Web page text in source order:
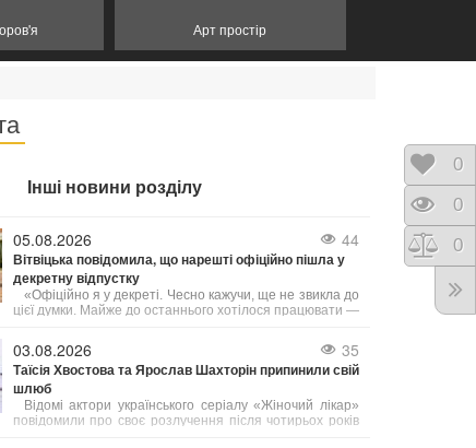
Арт простір
Інші новини розділу
05.08.2026 44
Вітвіцька повідомила, що нарешті офіційно пішла у
декретну відпустку
«Офіційно я у декреті. Чесно кажучи, ще не звикла до
цієї думки. Майже до останнього хотілося працювати —
готуватися до випусків новин і займатися тим, що
люблю вже багато років», — поділилася Соломія.
03.08.2026 35
Таїсія Хвостова та Ярослав Шахторін припинили свій
шлюб
Відомі актори українського серіалу «Жіночий лікар»
повідомили про своє розлучення після чотирьох років
0
0
0